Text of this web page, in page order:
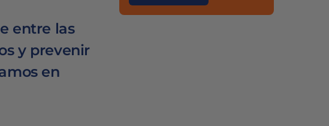
entre las
y prevenir
en